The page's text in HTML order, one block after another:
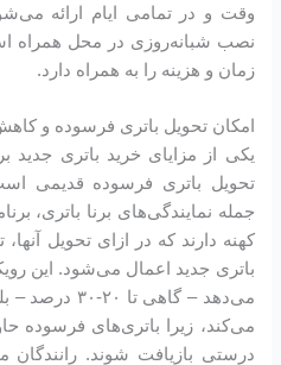
وقت و در تمامی ایام ارائه
نصب شبانه‌روزی در محل همراه
زمان و هزینه را به همراه دارد.
امکان تحویل باتری فرسوده و
یکی از مزایای خرید باتری جدید
تحویل باتری فرسوده قدیمی
جمله نمایندگی‌های برنا باتری،
کهنه دارند که در ازای تحویل
باتری جدید اعمال می‌شود. این
می‌دهد –
می‌کند، زیرا باتری‌های فرسوده
درستی بازیافت شوند. رانندگان